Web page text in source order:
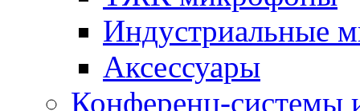
Индустриальные
Аксессуары
Конференц-системы